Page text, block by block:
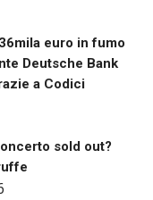
euro in fumo
Deutsche Bank
a Codici
sold out?